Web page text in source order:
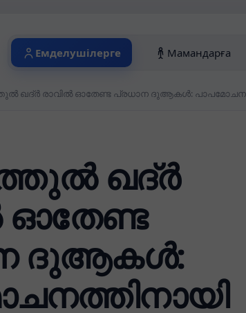
Емделушілерге Мамандарға
ഖദ്ർ രാവിൽ ഓതേണ്ട പ്രധാന ദുആകൾ:
ഖദ്ർ
ഓതേണ്ട
ദുആകൾ: